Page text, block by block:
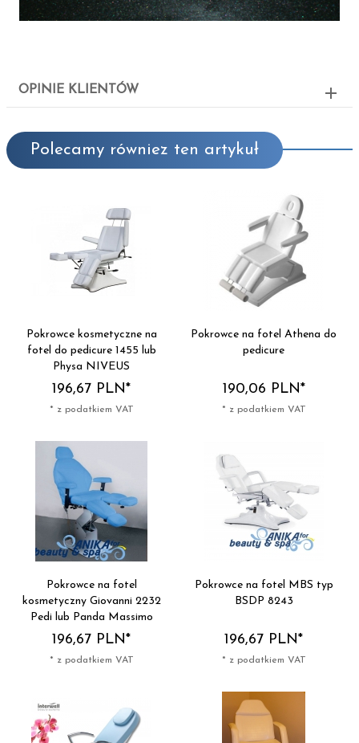
OPINIE KLIENTÓW
Polecamy równiez ten artykuł
Pokrowce kosmetyczne na
fotel do pedicure 1455 lub
Physa NIVEUS
196,67 PLN*
* z podatkiem VAT
Pokrowce na fotel Athena do
pedicure
190,06 PLN*
* z podatkiem VAT
Pokrowce na fotel
kosmetyczny Giovanni 2232
Pedi lub Panda Massimo
196,67 PLN*
* z podatkiem VAT
Pokrowce na fotel MBS typ
BSDP 8243
196,67 PLN*
* z podatkiem VAT